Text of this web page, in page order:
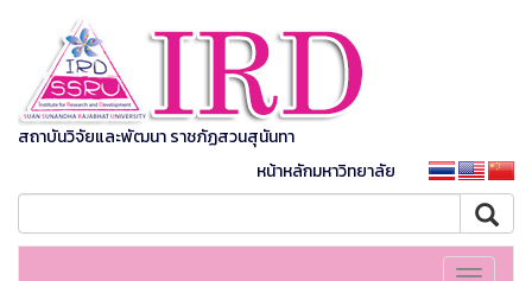
สถาบันวิจัยและพัฒนา ราชภัฏสวนสุนันทา
หน้าหลักมหาวิทยาลัย